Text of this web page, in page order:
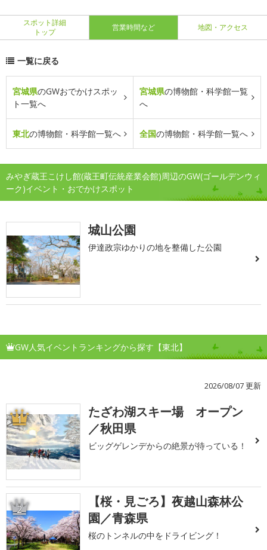
スポット詳細
トップ
営業時間など 地図・アクセス
一覧に戻る
宮城県のGWおでかけスポッ
ト一覧へ
宮城県の博物館・科学館一覧
へ
東北の博物館・科学館一覧へ 全国の博物館・科学館一覧へ
みやぎ蔵王こけし館(蔵王町伝統産業会館)周辺のGW(ゴールデンウィ
ーク)イベント・おでかけスポット
城山公園
伊達政宗ゆかりの地を整備した公園
GW人気イベントランキングから探す【東北】
2026/08/07 更新
1
たざわ湖スキー場 オープン
／秋田県
ビッグゲレンデからの絶景が待っている！
2
【桜・見ごろ】夜越山森林公
園／青森県
桜のトンネルの中をドライビング！